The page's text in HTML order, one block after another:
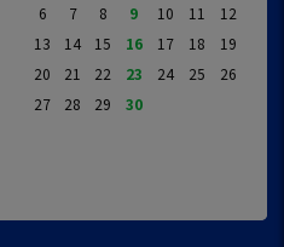
6
7 8 9 10 11
12
13
14 15 16 17 18
19
20
21 22 23 24 25
26
27
28 29 30